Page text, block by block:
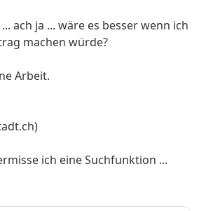
ach ja ... wäre es besser wenn ich
machen würde?
Arbeit.
ich eine Suchfunktion ...